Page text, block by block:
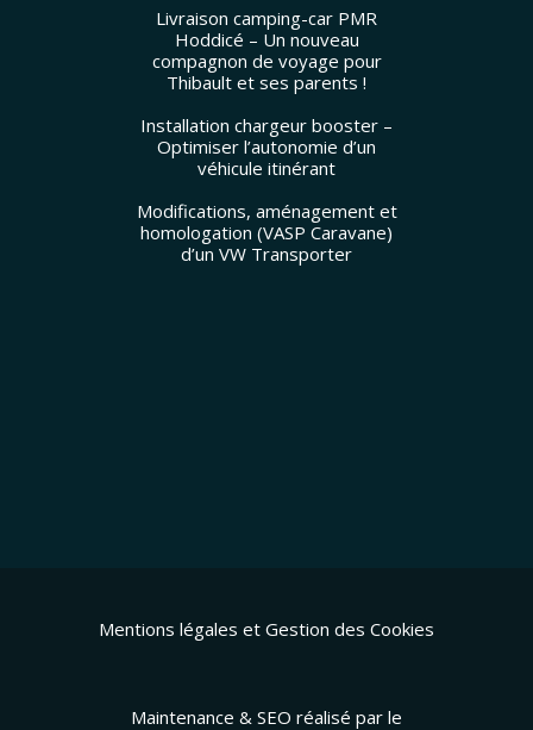
Livraison camping-car PMR
Hoddicé – Un nouveau
compagnon de voyage pour
Thibault et ses parents !
Installation chargeur booster –
Optimiser l’autonomie d’un
véhicule itinérant
Modifications, aménagement et
homologation (VASP Caravane)
d’un VW Transporter
Mentions légales et Gestion des Cookies
Maintenance & SEO réalisé par le